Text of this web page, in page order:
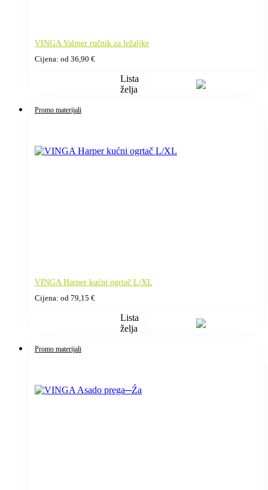
VINGA Valmer ručnik za ležaljke
Cijena: od 36,90 €
Lista
želja
Promo materijali
VINGA Harper kućni ogrtač L/XL
Cijena: od 79,15 €
Lista
želja
Promo materijali